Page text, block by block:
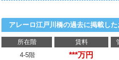
アレーロ江戸川橋の過去に掲載し
所在階 賃料
4-5階
***万円